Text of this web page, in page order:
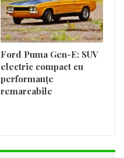
Ford Puma Gen-E: SUV
electric compact cu
performanțe
remarcabile